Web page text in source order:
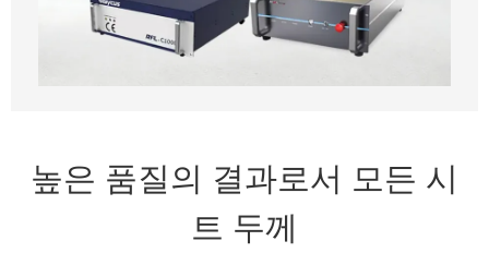
높은 품질의 결과로서 모든 시
트 두께